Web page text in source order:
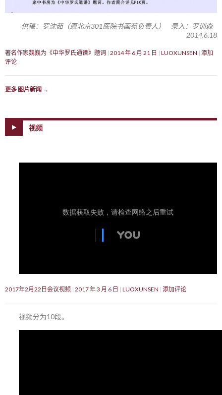
供稿：罗沈茹（原北京301医院书画苑负责人） 录入：罗训森
2014.6.18
著名作家魏巍为《中华罗氏通谱》题词 2014 年 6 月 21 日 LUOXUNSEN 添加
评论
更多 图片新闻 →
视频
2017年2月22日会议视频 2017 年 3 月 6 日 LUOXUNSEN 添加评论
视频分为10段。